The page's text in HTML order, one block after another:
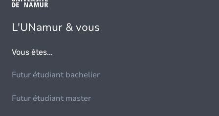
L'UNamur & vous
Vous êtes...
Futur étudiant bachelier
Futur étudiant master